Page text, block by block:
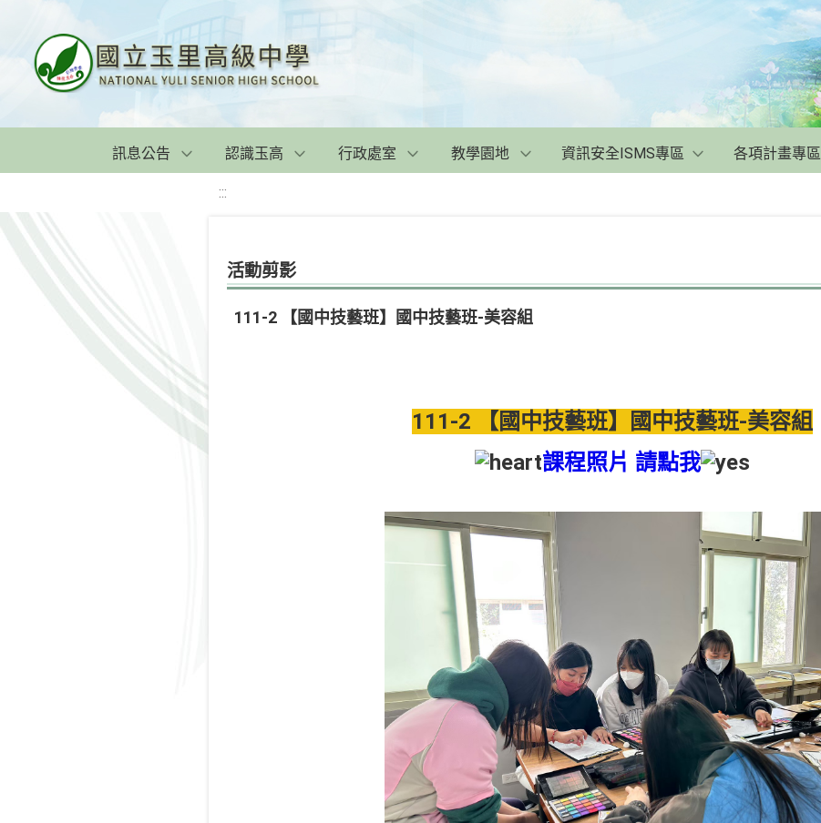
訊息公告 認識玉高 行政處室 教學園地 資訊安全ISMS專區 各項計畫專區
:::
活動剪影
111-2 【國中技藝班】國中技藝班-美容組
111-2 【國中技藝班】國中技藝班-美容組
課程照片 請點我